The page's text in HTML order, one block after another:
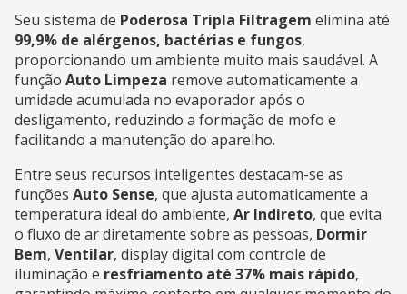
Seu sistema de Poderosa Tripla Filtragem elimina até
99,9% de alérgenos, bactérias e fungos,
proporcionando um ambiente muito mais saudável. A
função Auto Limpeza remove automaticamente a
umidade acumulada no evaporador após o
desligamento, reduzindo a formação de mofo e
facilitando a manutenção do aparelho.
Entre seus recursos inteligentes destacam-se as
funções Auto Sense, que ajusta automaticamente a
temperatura ideal do ambiente, Ar Indireto, que evita
o fluxo de ar diretamente sobre as pessoas, Dormir
Bem, Ventilar, display digital com controle de
iluminação e resfriamento até 37% mais rápido,